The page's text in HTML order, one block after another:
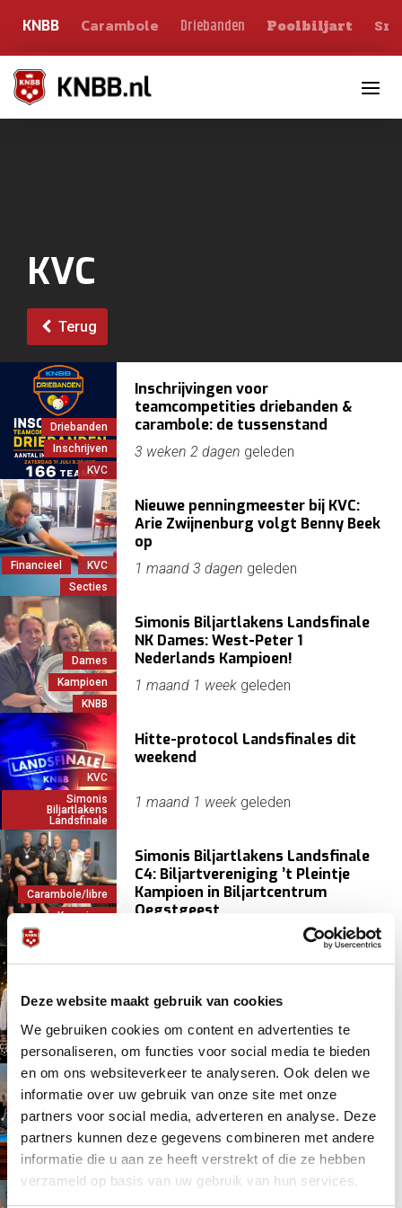
Deze website maakt gebruik van cookies
We gebruiken cookies om content en advertenties te
personaliseren, om functies voor social media te bieden
en om ons websiteverkeer te analyseren. Ook delen we
informatie over uw gebruik van onze site met onze
partners voor social media, adverteren en analyse. Deze
partners kunnen deze gegevens combineren met andere
informatie die u aan ze heeft verstrekt of die ze hebben
verzameld op basis van uw gebruik van hun services.
KNBB Carambole Driebanden Poolbiljart
KVC
Terug
Driebanden
Inschrijven
KVC
Inschrijvingen voor
teamcompetities driebanden &
carambole: de tussenstand
3 weken 2 dagen geleden
Financieel
KVC
Secties
Nieuwe penningmeester bij KVC:
Arie Zwijnenburg volgt Benny Beek
op
1 maand 3 dagen geleden
Dames
Kampioen
KNBB
Simonis Biljartlakens Landsfinale
NK Dames: West-Peter 1
Nederlands Kampioen!
1 maand 1 week geleden
KVC
Simonis
Biljartlakens
Landsfinale
Hitte-protocol Landsfinales dit
weekend
1 maand 1 week geleden
Carambole/libre
Kampioen
Simonis Biljartlakens Landsfinale
C4: Biljartvereniging ’t Pleintje
Kampioen in Biljartcentrum
Oegstgeest
1 maand 2 weken
Kampioen
KNBB
kampioenschap van Harwig 1
1 maand 2 wekengeleden
Simonis Biljartlakens Landsfinale
C3: Het succes van Royal 8
1 maand 2 wekengeleden